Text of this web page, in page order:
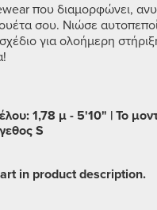
που διαμορφώνει,
σου. Νιώσε
για ολοήμερη
in product description.
1,78 μ - 5'10" | Το
S